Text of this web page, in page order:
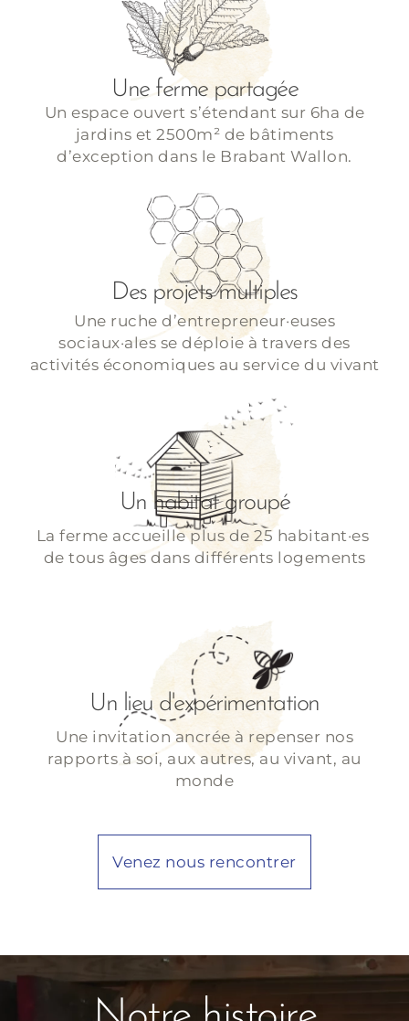
Une ferme partagée
Un espace ouvert s’étendant sur 6ha de
jardins et 2500m² de bâtiments
d’exception dans le Brabant Wallon.
Des projets multiples
Une ruche d’entrepreneur·euses
sociaux·ales se déploie à travers des
activités économiques au service du vivant
Un habitat groupé
La ferme accueille plus de 25 habitant·es
de tous âges dans différents logements
Un lieu d'expérimentation
Une invitation ancrée à repenser nos
rapports à soi, aux autres, au vivant, au
monde
Venez nous rencontrer